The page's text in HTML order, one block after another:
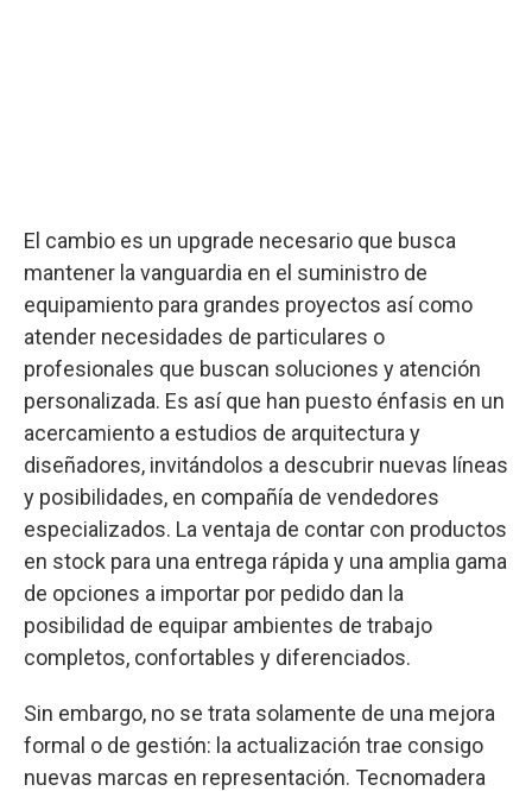
El cambio es un upgrade necesario que busca
mantener la vanguardia en el suministro de
equipamiento para grandes proyectos así como
atender necesidades de particulares o
profesionales que buscan soluciones y atención
personalizada. Es así que han puesto énfasis en un
acercamiento a estudios de arquitectura y
diseñadores, invitándolos a descubrir nuevas líneas
y posibilidades, en compañía de vendedores
especializados. La ventaja de contar con productos
en stock para una entrega rápida y una amplia gama
de opciones a importar por pedido dan la
posibilidad de equipar ambientes de trabajo
completos, confortables y diferenciados.
Sin embargo, no se trata solamente de una mejora
formal o de gestión: la actualización trae consigo
nuevas marcas en representación. Tecnomadera